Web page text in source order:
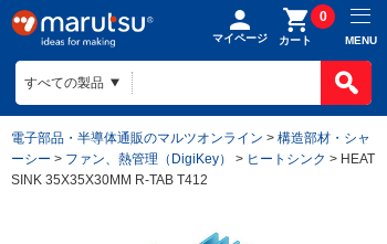
マイページ カート
0
MENU
電子部品・半導体通販のマルツオンライン > 構造部材・シャ
ーシー > ファン、熱管理（DigiKey） > ヒートシンク > HEAT
SINK 35X35X30MM R-TAB T412